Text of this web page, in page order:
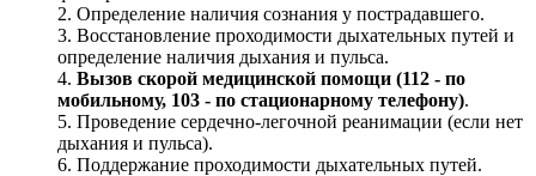
Определение наличия сознания у пострадавшего.
Восстановление проходимости дыхательных путей и
определение наличия дыхания и пульса.
Вызов скорой медицинской помощи (112 - по
мобильному, 103 - по стационарному телефону).
Проведение сердечно-легочной реанимации (если нет
дыхания и пульса).
Поддержание проходимости дыхательных путей.